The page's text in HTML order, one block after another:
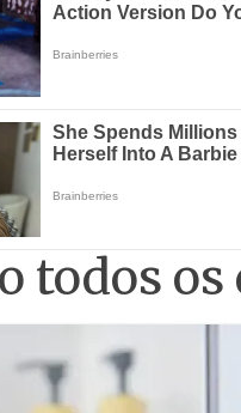
todos os